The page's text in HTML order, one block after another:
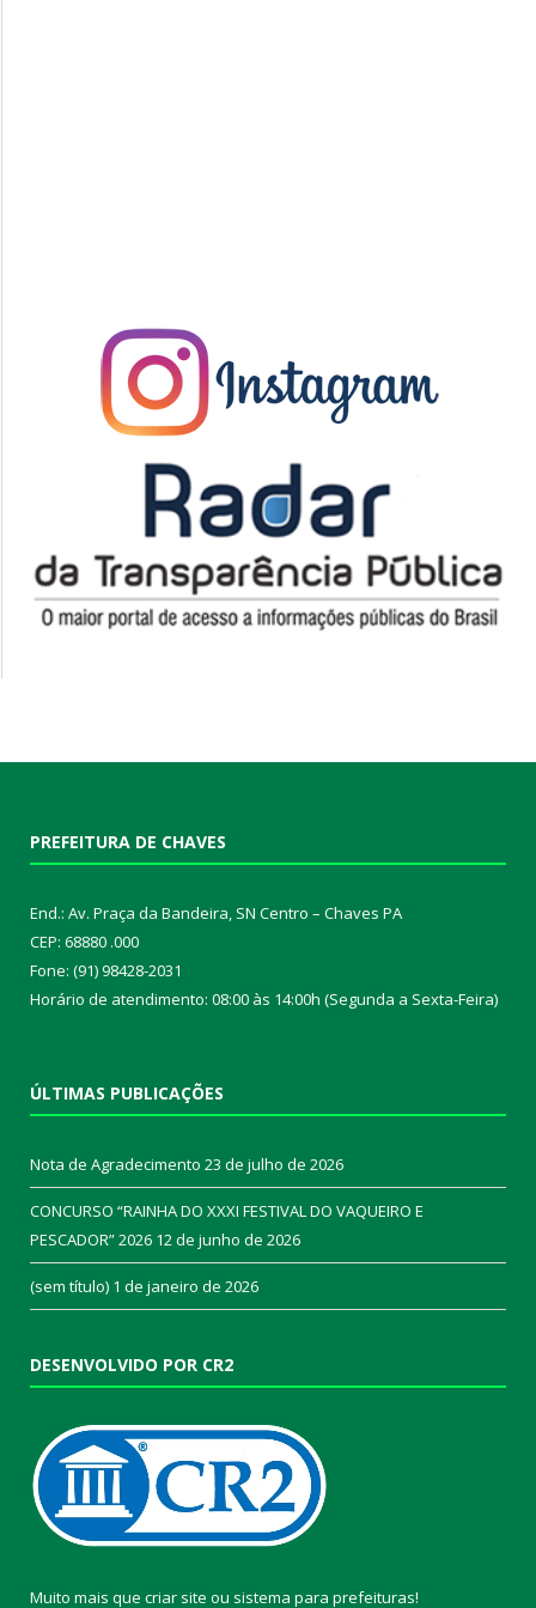
PREFEITURA DE CHAVES
End.: Av. Praça da Bandeira, SN Centro – Chaves PA
CEP: 68880 .000
Fone: (91) 98428-2031
Horário de atendimento: 08:00 às 14:00h (Segunda a Sexta-Feira)
ÚLTIMAS PUBLICAÇÕES
Nota de Agradecimento 23 de julho de 2026
CONCURSO “RAINHA DO XXXI FESTIVAL DO VAQUEIRO E
PESCADOR” 2026 12 de junho de 2026
(sem título) 1 de janeiro de 2026
DESENVOLVIDO POR CR2
Muito mais que criar site ou sistema para prefeituras!